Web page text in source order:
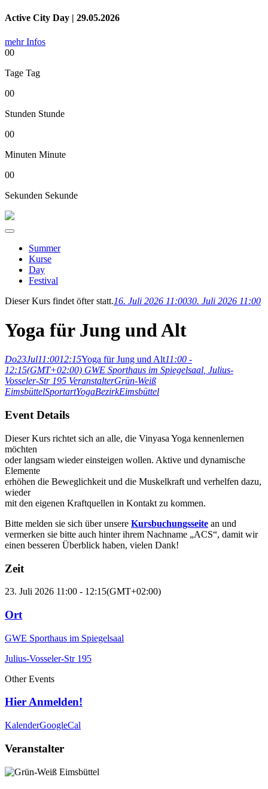
Active City Day | 29.05.2026
mehr Infos
00
Tage Tag
00
Stunden Stunde
00
Minuten Minute
00
Sekunden Sekunde
Summer
Kurse
Day
Festival
Dieser Kurs findet öfter statt.16. Juli 2026 11:0030. Juli 2026 11:00
Yoga für Jung und Alt
Do23Jul11:0012:15Yoga für Jung und Alt11:00 -
12:15(GMT+02:00) GWE Sporthaus im Spiegelsaal, Julius-
Vosseler-Str 195 VeranstalterGrün-Weiß
EimsbüttelSportartYogaBezirkEimsbüttel
Event Details
Dieser Kurs richtet sich an alle, die Vinyasa Yoga kennenlernen
möchten
oder langsam wieder einsteigen wollen. Aktive und dynamische
Elemente
erhöhen die Beweglichkeit und die Muskelkraft und verhelfen dazu,
wieder
mit den eigenen Kraftquellen in Kontakt zu kommen.
Bitte melden sie sich über unsere Kursbuchungsseite an und
vermerken sie bitte auch hinter ihrem Nachname „ACS“, damit wir
einen besseren Überblick haben, vielen Dank!
Zeit
23. Juli 2026 11:00 - 12:15(GMT+02:00)
Ort
GWE Sporthaus im Spiegelsaal
Julius-Vosseler-Str 195
Other Events
Hier Anmelden!
KalenderGoogleCal
Veranstalter